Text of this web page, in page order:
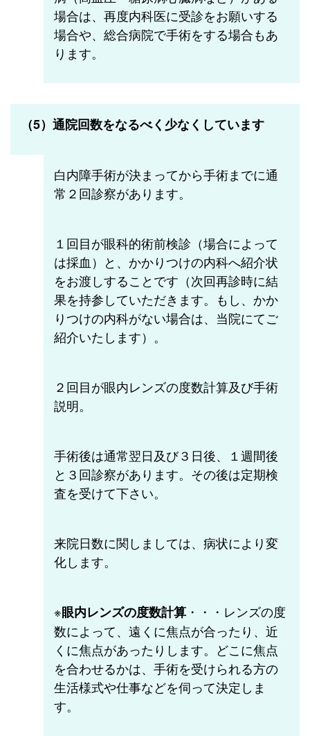
場合は、再度内科医に受診をお願いする
場合や、総合病院で手術をする場合もあ
ります。
（5）通院回数をなるべく少なくしています
白内障手術が決まってから手術までに通
常２回診察があります。
１回目が眼科的術前検診（場合によって
は採血）と、かかりつけの内科へ紹介状
をお渡しすることです（次回再診時に結
果を持参していただきます。もし、かか
りつけの内科がない場合は、当院にてご
紹介いたします）。
２回目が眼内レンズの度数計算及び手術
説明。
手術後は通常翌日及び３日後、１週間後
と３回診察があります。その後は定期検
査を受けて下さい。
来院日数に関しましては、病状により変
化します。
※眼内レンズの度数計算 ・・・レンズの度
数によって、遠くに焦点が合ったり、近
くに焦点があったりします。どこに焦点
を合わせるかは、手術を受けられる方の
生活様式や仕事などを伺って決定しま
す。